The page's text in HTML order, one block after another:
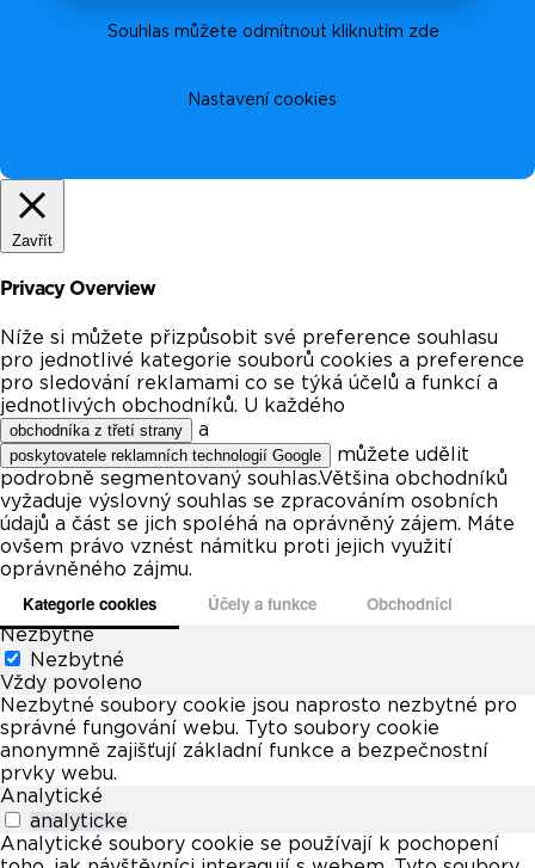
Nastavení cookies
Souhlas můžete odmítnout kliknutím zde
Zavřít
Privacy Overview
Níže si můžete přizpůsobit své preference souhlasu
pro jednotlivé kategorie souborů cookies a preference
pro sledování reklamami co se týká účelů a funkcí a
jednotlivých obchodníků. U každého
obchodníka z třetí strany a
poskytovatele reklamních technologií Google
můžete udělit
podrobně segmentovaný souhlas.Většina obchodníků
vyžaduje výslovný souhlas se zpracováním osobních
údajů a část se jich spoléhá na oprávněný zájem. Máte
ovšem právo vznést námitku proti jejich využití
oprávněného zájmu.
Kategorie cookies Účely a funkce Obchodníci
Nezbytné
Nezbytné
Vždy povoleno
Nezbytné soubory cookie jsou naprosto nezbytné pro
správné fungování webu. Tyto soubory cookie
anonymně zajišťují základní funkce a bezpečnostní
prvky webu.
Analytické
analyticke
Analytické soubory cookie se používají k pochopení